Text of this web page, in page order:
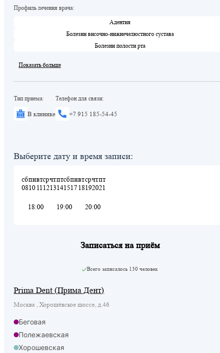
Профиль лечения врача:
Адентия
Болезни височно-нижнечелюстного сустава
Болезни полости рта
Показать больше
Тип приема:
В клинике
Телефон для связи:
+7 915 185-54-45
Выберите дату и время записи:
сб
08
пн
10
вт
11
ср
12
чт
13
пт
14
сб
15
пн
17
вт
18
ср
19
чт
20
пт
21
18:00 19:00 20:00
Записаться на приём
Всего записалось 130 человек
Prima Dent (Прима Дент)
Москва , Хорошёвское шоссе, д.46
Беговая
Полежаевская
Хорошевская